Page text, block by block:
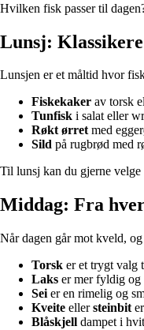
Hvilken fisk passer til
Lunsj:
Lunsjen er et måltid hvor
Fiskekaker av torsk
Tunfisk i salat eller
Røkt ørretmed
Sild på rugbrød med
Til lunsj kan du gjerne velge
Middag: Fra
Når dagen går mot kveld,
Torsk er et trygt valg
Laks er mer fyldig og
Sei er en rimelig og
Kveite ellersteinbit
Blåskjell dampet i